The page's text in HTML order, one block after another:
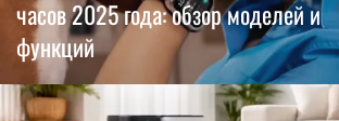
часов 2025 года: обзор моделей и
функций